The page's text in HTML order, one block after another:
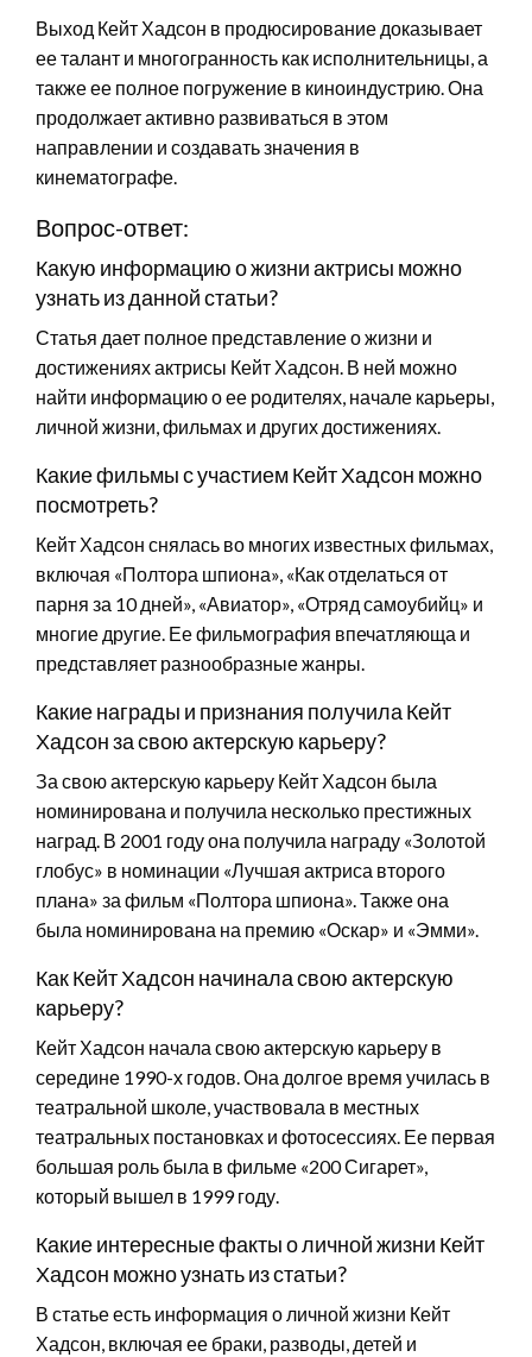
Выход Кейт Хадсон в продюсирование доказывает
ее талант и многогранность как исполнительницы, а
также ее полное погружение в киноиндустрию. Она
продолжает активно развиваться в этом
направлении и создавать значения в
кинематографе.
Вопрос-ответ:
Какую информацию о жизни актрисы можно
узнать из данной статьи?
Статья дает полное представление о жизни и
достижениях актрисы Кейт Хадсон. В ней можно
найти информацию о ее родителях, начале карьеры,
личной жизни, фильмах и других достижениях.
Какие фильмы с участием Кейт Хадсон можно
посмотреть?
Кейт Хадсон снялась во многих известных фильмах,
включая «Полтора шпиона», «Как отделаться от
парня за 10 дней», «Авиатор», «Отряд самоубийц» и
многие другие. Ее фильмография впечатляюща и
представляет разнообразные жанры.
Какие награды и признания получила Кейт
Хадсон за свою актерскую карьеру?
За свою актерскую карьеру Кейт Хадсон была
номинирована и получила несколько престижных
наград. В 2001 году она получила награду «Золотой
глобус» в номинации «Лучшая актриса второго
плана» за фильм «Полтора шпиона». Также она
была номинирована на премию «Оскар» и «Эмми».
Как Кейт Хадсон начинала свою актерскую
карьеру?
Кейт Хадсон начала свою актерскую карьеру в
середине 1990-х годов. Она долгое время училась в
театральной школе, участвовала в местных
театральных постановках и фотосессиях. Ее первая
большая роль была в фильме «200 Сигарет»,
который вышел в 1999 году.
Какие интересные факты о личной жизни Кейт
Хадсон можно узнать из статьи?
В статье есть информация о личной жизни Кейт
Хадсон, включая ее браки, разводы, детей и